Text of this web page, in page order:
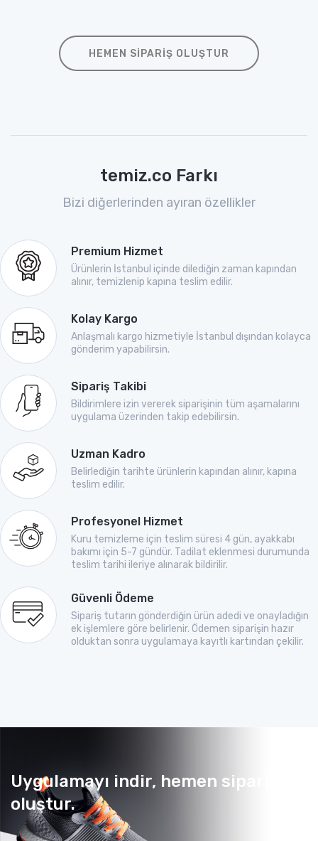
HEMEN SIPARIŞ OLUŞTUR
temiz.co Farkı
Bizi diğerlerinden ayıran özellikler
Premium Hizmet
Ürünlerin İstanbul içinde dilediğin zaman kapından
alınır, temizlenip kapına teslim edilir.
Kolay Kargo
Anlaşmalı kargo hizmetiyle İstanbul dışından kolayca
gönderim yapabilirsin.
Sipariş Takibi
Bildirimlere izin vererek siparişinin tüm aşamalarını
uygulama üzerinden takip edebilirsin.
Uzman Kadro
Belirlediğin tarihte ürünlerin kapından alınır, kapına
teslim edilir.
Profesyonel Hizmet
Kuru temizleme için teslim süresi 4 gün, ayakkabı
bakımı için 5-7 gündür. Tadilat eklenmesi durumunda
teslim tarihi ileriye alınarak bildirilir.
Güvenli Ödeme
Sipariş tutarın gönderdiğin ürün adedi ve onayladığın
ek işlemlere göre belirlenir. Ödemen siparişin hazır
olduktan sonra uygulamaya kayıtlı kartından çekilir.
Uygulamayı indir, hemen sipariş
oluştur.